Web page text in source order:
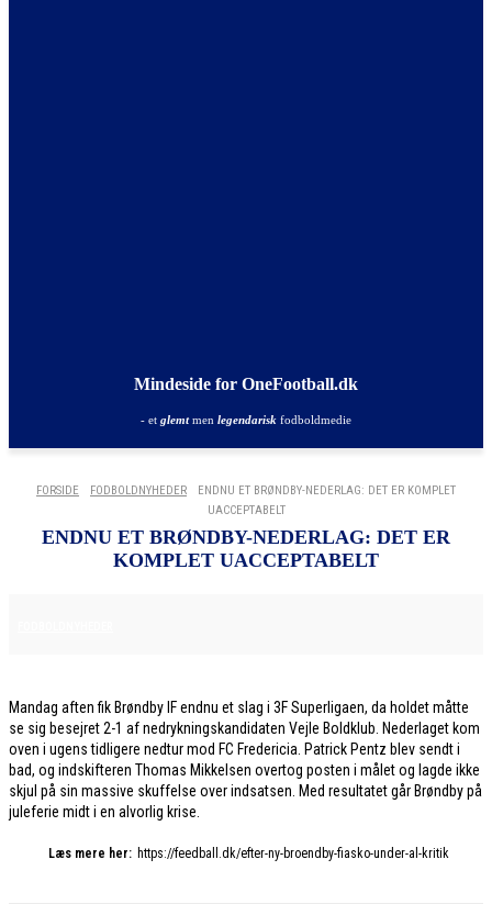
Mindeside for OneFootball.dk
- et glemtmen legendarisk fodboldmedie
FORSIDE FODBOLDNYHEDER
ENDNU ET BRØNDBY-NEDERLAG: DET ER KOMPLET
UACCEPTABELT
ENDNU ET BRØNDBY-NEDERLAG: DET ER
KOMPLET UACCEPTABELT
Mandag aften fik Brøndby IF endnu et slag i 3F Superligaen, da holdet måtte
se sig besejret 2-1 af nedrykningskandidaten Vejle Boldklub. Nederlaget kom
oven i ugens tidligere nedtur mod FC Fredericia. Patrick Pentz blev sendt i
bad, og indskifteren Thomas Mikkelsen overtog posten i målet og lagde ikke
skjul på sin massive skuffelse over indsatsen. Med resultatet går Brøndby på
juleferie midt i en alvorlig krise.
Læs mere her: https://feedball.dk/efter-ny-broendby-fiasko-under-al-kritik